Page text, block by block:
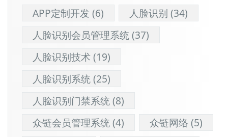
APP定制开发 (6) 人脸识别 (34)
人脸识别会员管理系统(37)
人脸识别技术(19)
人脸识别系统(25)
人脸识别门禁系统(8)
众链会员管理系统(4) 众链网络 (5)